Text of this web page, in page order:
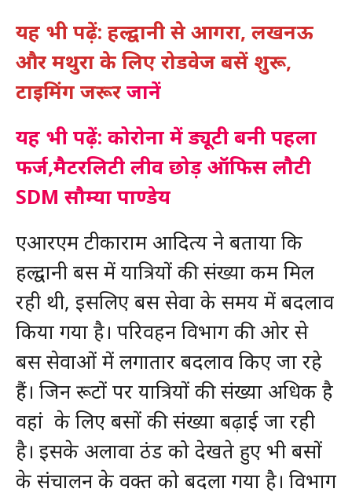
यह भी पढ़ें: हल्द्वानी से आगरा, लखनऊ
और मथुरा के लिए रोडवेज बसें शुरू,
टाइमिंग जरूरजानें
यह भी पढ़ें: कोरोना में ड्यूटी बनी पहला
फर्ज,मैटरलिटी लीव छोड़ ऑफिस लौटी
SDM सौम्या पाण्डेय
एआरएम टीकाराम आदित्य ने बताया कि
हल्द्वानी बस में यात्रियों की संख्या कम मिल
रही थी, इसलिए बस सेवा के समय में बदलाव
किया गया है। परिवहन विभाग की ओर से
बस सेवाओं में लगातार बदलाव किए जा रहे
हैं। जिन रूटों पर यात्रियों की संख्या अधिक है
वहां के लिए बसों की संख्या बढ़ाई जा रही
है। इसके अलावा ठंड को देखते हुए भी बसों
के संचालन के वक्त को बदला गया है। विभाग